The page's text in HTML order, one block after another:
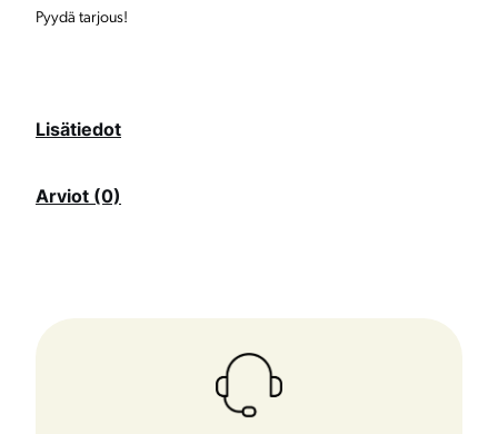
m
r
Pyydä tarjous!
Lisätiedot
Arviot (0)